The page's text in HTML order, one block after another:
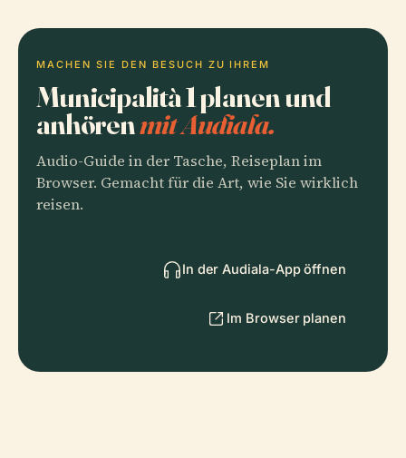
MACHEN SIE DEN BESUCH ZU IHREM
Municipalità 1 planen und
anhörenmit Audiala.
Audio-Guide in der Tasche, Reiseplan im
Browser. Gemacht für die Art, wie Sie wirklich
reisen.
In der Audiala-App öffnen
Im Browser planen